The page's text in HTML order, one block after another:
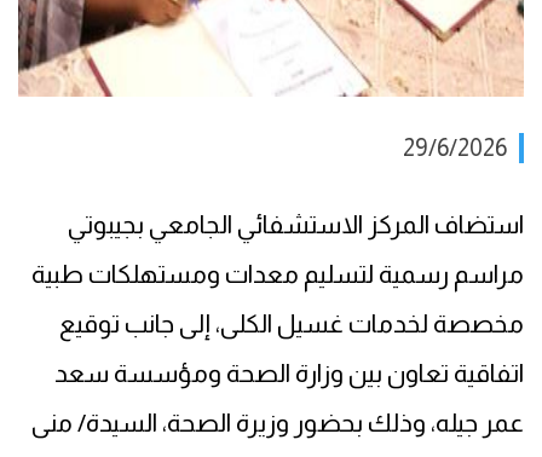
29/6/2026
استضاف المركز الاستشفائي الجامعي بجيبوتي
مراسم رسمية لتسليم معدات ومستهلكات طبية
مخصصة لخدمات غسيل الكلى، إلى جانب توقيع
اتفاقية تعاون بين وزارة الصحة ومؤسسة سعد
عمر جيله، وذلك بحضور وزيرة الصحة، السيدة/ منى